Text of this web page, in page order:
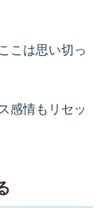
こは思い切っ
感情もリセッ